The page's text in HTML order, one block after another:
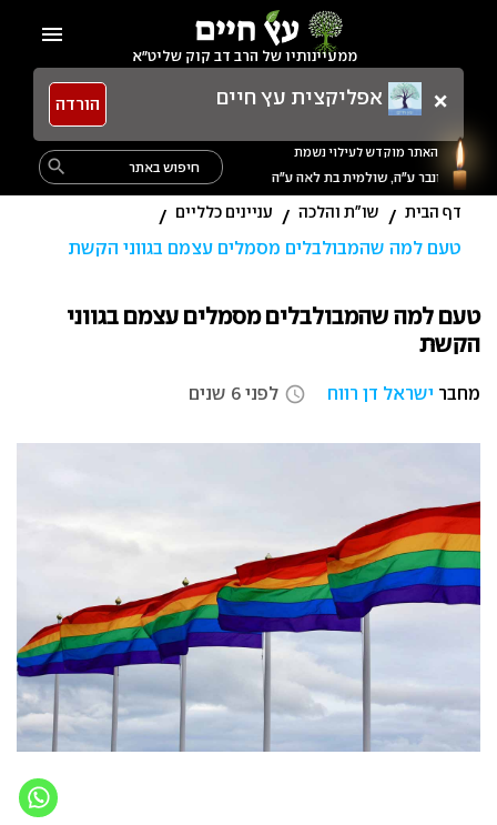
content
ממעיינותיו של הרב דב קוק שליט"א
menu
× אפליקצית עץ חיים הורדה
Search
for:
search
האתר מוקדש לעילוי נשמת
דף הבית / שו"ת והלכה / עניינים כלליים /
טעם למה שהמבולבלים מסמלים עצמם בגווני הקשת
טעם למה שהמבולבלים מסמלים עצמם בגווני
הקשת
מחבר ישראל דן רווח access_time לפני 6 שנים